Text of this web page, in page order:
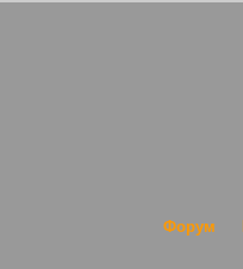
Форум